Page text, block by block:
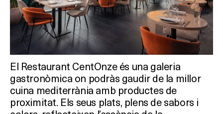
TERRASSES
BARS
SPAS
RESTAURANTS
El Restaurant CentOnze és una galeria
gastronòmica on podràs gaudir de la millor
cuina mediterrània amb productes de
proximitat. Els seus plats, plens de sabors i